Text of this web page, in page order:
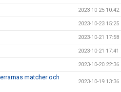
2023-10-25 10:42
2023-10-23 15:25
2023-10-21 17:58
2023-10-21 17:41
2023-10-20 22:36
matcher och
2023-10-19 13:36